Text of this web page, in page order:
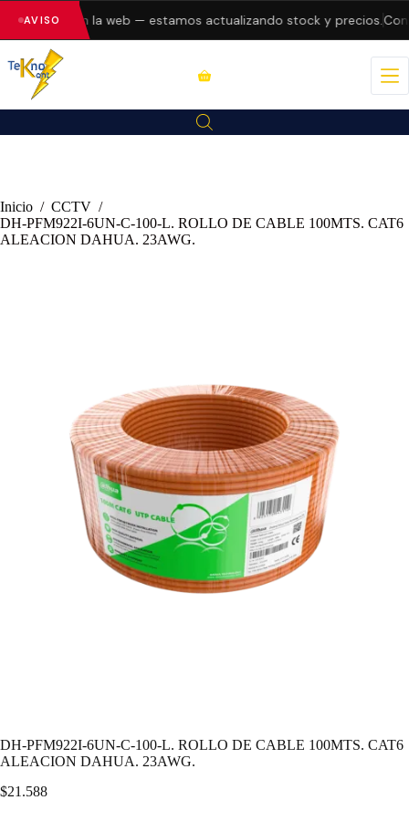
AVISO
errores en la web — estamos actualizando stock y precios.
Inicio / CCTV /
DH-PFM922I-6UN-C-100-L. ROLLO DE CABLE 100MTS. CAT6
ALEACION DAHUA. 23AWG.
DH-PFM922I-6UN-C-100-L. ROLLO DE CABLE 100MTS. CAT6
ALEACION DAHUA. 23AWG.
$21.588